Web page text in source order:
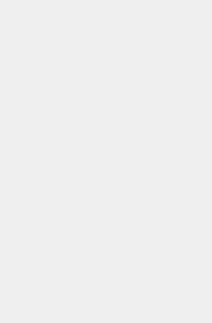
Biološka uporabnost hranil
sluznico. Pomen prebavljivosti je
Pri psu so ocenili prebavljivost
solato, korenje, čebulo,
tako rastlinske kot živalske
teksturirane sojine beljakovine,
očitne prebavljivosti sojinega
prebavljivost riževih, ovsenih ali
osnovi koruze in soje. Burns et al.
Council 1986, 12). Clapper et al.
beljakovin. Navedli so: "Sojine
Proizvajalci hrane za hišne živali